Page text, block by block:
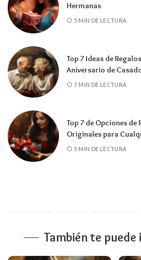
Hermanas
5 MIN DE LECTURA
Top 7 Ideas de
Aniversario de
7 MIN DE LECTURA
Top 7 de Opciones de
Originales para
5 MIN DE LECTURA
También te